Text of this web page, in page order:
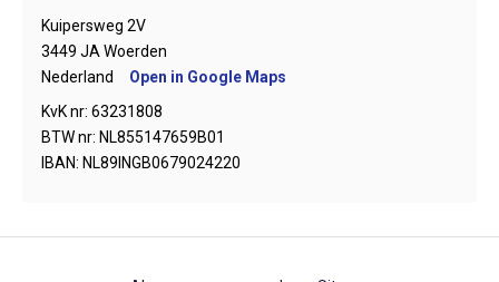
Kuipersweg 2V
3449 JA Woerden
Nederland
Open in Google Maps
KvK nr: 63231808
BTW nr: NL855147659B01
IBAN: NL89INGB0679024220